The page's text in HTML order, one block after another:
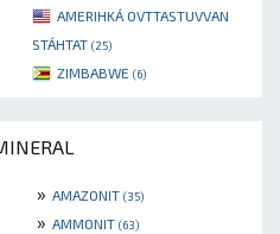
AMERIHKÁ OVTTASTUVVAN
STÁHTAT (25)
ZIMBABWE (6)
» AMAZONIT (35)
» AMMONIT (63)